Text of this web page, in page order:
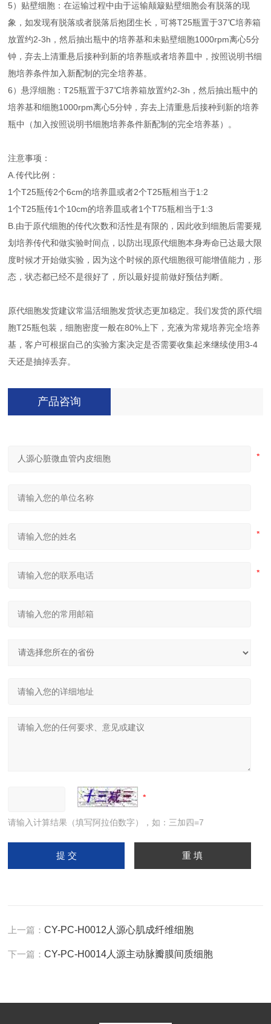
5）贴壁细胞：在运输过程中由于运输颠簸贴壁细胞会有脱落的现
象，如发现有脱落或者脱落后抱团生长，可将T25瓶置于37℃培养箱
放置约2-3h，然后抽出瓶中的培养基和未贴壁细胞1000rpm离心5分
钟，弃去上清重悬后接种到新的培养瓶或者培养皿中，按照说明书细
胞培养条件加入新配制的完全培养基。
6）悬浮细胞：T25瓶置于37℃培养箱放置约2-3h，然后抽出瓶中的
培养基和细胞1000rpm离心5分钟，弃去上清重悬后接种到新的培养
瓶中（加入按照说明书细胞培养条件新配制的完全培养基）。
注意事项：
A.传代比例：
1个T25瓶传2个6cm的培养皿或者2个T25瓶相当于1:2
1个T25瓶传1个10cm的培养皿或者1个T75瓶相当于1:3
B.由于原代细胞的传代次数和活性是有限的，因此收到细胞后需要规
划培养传代和做实验时间点，以防出现原代细胞本身寿命已达最大限
度时候才开始做实验，因为这个时候的原代细胞很可能增值能力，形
态，状态都已经不是很好了，所以最好提前做好预估判断。
原代细胞发货建议常温活细胞发货状态更加稳定。我们发货的原代细
胞T25瓶包装，细胞密度一般在80%上下，充液为常规培养完全培养
基，客户可根据自己的实验方案决定是否需要收集起来继续使用3-4
天还是抽掉丢弃。
产品咨询
请输入计算结果（填写阿拉伯数字），如：三加四=7
上一篇：CY-PC-H0012人源心肌成纤维细胞
下一篇：CY-PC-H0014人源主动脉瓣膜间质细胞